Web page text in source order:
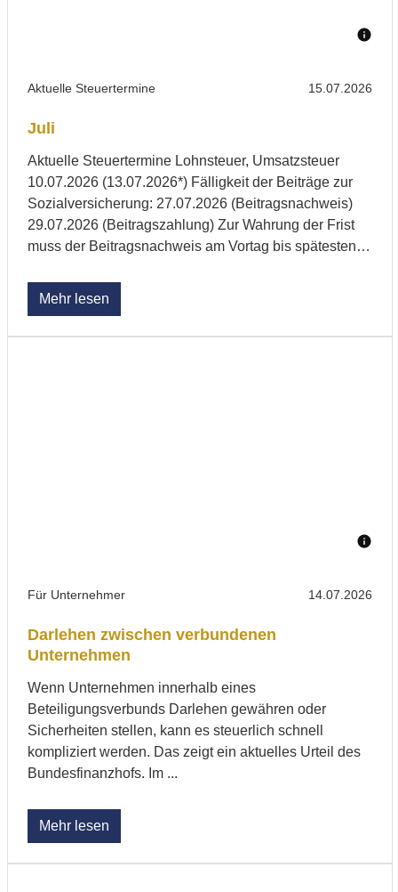
Aktuelle Steuertermine 15.07.2026
Juli
Aktuelle Steuertermine Lohnsteuer, Umsatzsteuer
10.07.2026 (13.07.2026*) Fälligkeit der Beiträge zur
Sozialversicherung: 27.07.2026 (Beitragsnachweis)
29.07.2026 (Beitragszahlung) Zur Wahrung der Frist
muss der Beitragsnachweis am Vortag bis spätestens
Mehr lesen
Für Unternehmer 14.07.2026
Darlehen zwischen verbundenen
Unternehmen
Wenn Unternehmen innerhalb eines
Beteiligungsverbunds Darlehen gewähren oder
Sicherheiten stellen, kann es steuerlich schnell
kompliziert werden. Das zeigt ein aktuelles Urteil des
Bundesfinanzhofs. Im ...
Mehr lesen